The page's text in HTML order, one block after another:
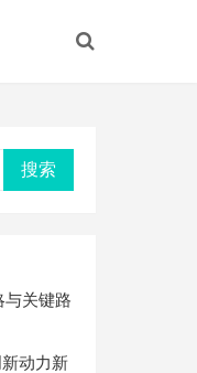
搜索
与关键路
动力新